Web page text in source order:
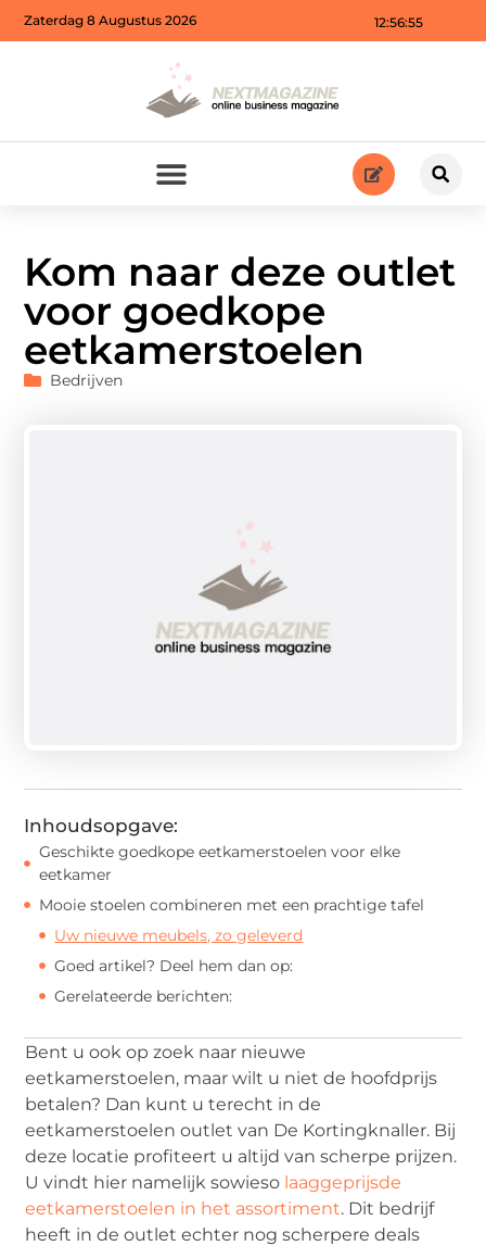
12:56:57
Zaterdag 8 Augustus 2026
Kom naar deze outlet
voor goedkope
eetkamerstoelen
Bedrijven
Inhoudsopgave:
Geschikte goedkope eetkamerstoelen voor elke
eetkamer
Mooie stoelen combineren met een prachtige tafel
Uw nieuwe meubels, zo geleverd
Goed artikel? Deel hem dan op:
Gerelateerde berichten:
Bent u ook op zoek naar nieuwe
eetkamerstoelen, maar wilt u niet de hoofdprijs
betalen? Dan kunt u terecht in de
eetkamerstoelen outlet van De Kortingknaller. Bij
deze locatie profiteert u altijd van scherpe prijzen.
U vindt hier namelijk sowieso laaggeprijsde
eetkamerstoelen in het assortiment. Dit bedrijf
heeft in de outlet echter nog scherpere deals